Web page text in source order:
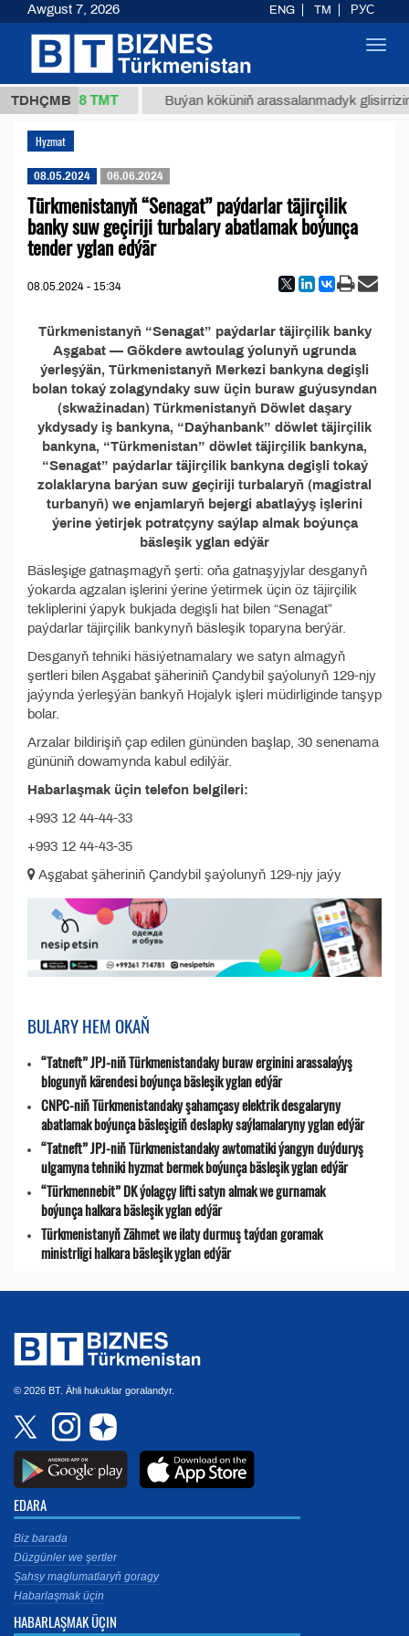
TDHÇMB
1 (kg.) 37,8 ТМТ Buýan köküniň arassalanmadyk
Hyzmat
08.05.2024 06.06.2024
Türkmenistanyň “Senagat” paýdarlar täjirçilik
banky suw geçiriji turbalary abatlamak boýunça
tender yglan edýär
08.05.2024 - 15:34
Türkmenistanyň “Senagat” paýdarlar täjirçilik banky
Aşgabat — Gökdere awtoulag ýolunyň ugrunda
ýerleşýän, Türkmenistanyň Merkezi bankyna degişli
bolan tokaý zolagyndaky suw üçin buraw guýusyndan
(skwažinadan) Türkmenistanyň Döwlet daşary
ykdysady iş bankyna, “Daýhanbank” döwlet täjirçilik
bankyna, “Türkmenistan” döwlet täjirçilik bankyna,
“Senagat” paýdarlar täjirçilik bankyna degişli tokaý
zolaklaryna barýan suw geçiriji turbalaryň (magistral
turbanyň) we enjamlaryň bejergi abatlaýyş işlerini
ýerine ýetirjek potratçyny saýlap almak boýunça
bäsleşik yglan edýär
Bäsleşige gatnaşmagyň şerti: oňa gatnaşyjylar desganyň
ýokarda agzalan işlerini ýerine ýetirmek üçin öz täjirçilik
tekliplerini ýapyk bukjada degişli hat bilen “Senagat”
paýdarlar täjirçilik bankynyň bäsleşik toparyna berýär.
Desganyň tehniki häsiýetnamalary we satyn almagyň
şertleri bilen Aşgabat şäheriniň Çandybil şaýolunyň 129-njy
jaýynda ýerleşýän bankyň Hojalyk işleri müdirliginde tanşyp
bolar.
Arzalar bildirişiň çap edilen gününden başlap, 30 senenama
gününiň dowamynda kabul edilýär.
Habarlaşmak üçin telefon belgileri:
+993 12 44-44-33
+993 12 44-43-35
Aşgabat şäheriniň Çandybil şaýolunyň 129-njy jaýy
BULARY HEM OKAŇ
“Tatneft” JPJ-niň Türkmenistandaky buraw erginini arassalaýyş
blogunyň kärendesi boýunça bäsleşik yglan edýär
CNPC-niň Türkmenistandaky şahamçasy elektrik desgalaryny
abatlamak boýunça bäsleşigiň deslapky saýlamalaryny yglan edýär
“Tatneft” JPJ-niň Türkmenistandaky awtomatiki ýangyn duýduryş
ulgamyna tehniki hyzmat bermek boýunça bäsleşik yglan edýär
“Türkmennebit” DK ýolagçy lifti satyn almak we gurnamak
boýunça halkara bäsleşik yglan edýär
Türkmenistanyň Zähmet we ilaty durmuş taýdan goramak
ministrligi halkara bäsleşik yglan edýär
© 2026 BT. Ähli hukuklar goralandyr.
EDARA
Biz barada
Düzgünler we şertler
Şahsy maglumatlaryň goragy
Habarlaşmak üçin
HABARLAŞMAK ÜÇIN
Awgust 7, 2026 ENG TM РУС